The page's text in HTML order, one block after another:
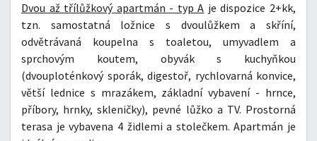
Dvou až třílůžkový apartmán - typ A je dispozice 2+kk,
tzn. samostatná ložnice s dvoulůžkem a skříní,
odvětrávaná koupelna s toaletou, umyvadlem a
sprchovým koutem, obyvák s kuchyňkou
(dvouploténkový sporák, digestoř, rychlovarná konvice,
větší lednice s mrazákem, základní vybavení - hrnce,
příbory, hrnky, skleničky), pevné lůžko a TV. Prostorná
terasa je vybavena 4 židlemi a stolečkem. Apartmán je